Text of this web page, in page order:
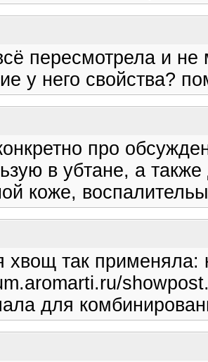
пересмотрела и не
у него свойства?
про
в убтане, а
коже,
хвощ так применяла:
для